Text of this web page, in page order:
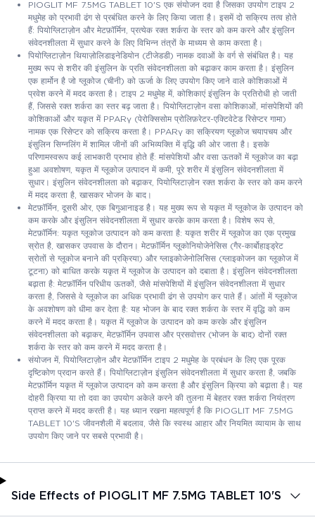
PIOGLIT MF 7.5MG TABLET 10'S एक संयोजन दवा है जिसका उपयोग टाइप 2
मधुमेह को प्रभावी ढंग से प्रबंधित करने के लिए किया जाता है। इसमें दो सक्रिय तत्व होते
हैं: पियोग्लिटाज़ोन और मेटफ़ॉर्मिन, प्रत्येक रक्त शर्करा के स्तर को कम करने और इंसुलिन
संवेदनशीलता में सुधार करने के लिए विभिन्न तंत्रों के माध्यम से काम करता है।
पियोग्लिटाज़ोन थियाज़ोलिडाइनेडियोन (टीजेडडी) नामक दवाओं के वर्ग से संबंधित है। यह
मुख्य रूप से शरीर की इंसुलिन के प्रति संवेदनशीलता को बढ़ाकर काम करता है। इंसुलिन
एक हार्मोन है जो ग्लूकोज (चीनी) को ऊर्जा के लिए उपयोग किए जाने वाले कोशिकाओं में
प्रवेश करने में मदद करता है। टाइप 2 मधुमेह में, कोशिकाएं इंसुलिन के प्रतिरोधी हो जाती
हैं, जिससे रक्त शर्करा का स्तर बढ़ जाता है। पियोग्लिटाज़ोन वसा कोशिकाओं, मांसपेशियों की
कोशिकाओं और यकृत में PPARγ (पेरोक्सिसोम प्रोलिफ़रेटर-एक्टिवेटेड रिसेप्टर गामा)
नामक एक रिसेप्टर को सक्रिय करता है। PPARγ का सक्रियण ग्लूकोज चयापचय और
इंसुलिन सिग्नलिंग में शामिल जीनों की अभिव्यक्ति में वृद्धि की ओर जाता है। इसके
परिणामस्वरूप कई लाभकारी प्रभाव होते हैं: मांसपेशियों और वसा ऊतकों में ग्लूकोज का बढ़ा
हुआ अवशोषण, यकृत में ग्लूकोज उत्पादन में कमी, पूरे शरीर में इंसुलिन संवेदनशीलता में
सुधार। इंसुलिन संवेदनशीलता को बढ़ाकर, पियोग्लिटाज़ोन रक्त शर्करा के स्तर को कम करने
में मदद करता है, खासकर भोजन के बाद।
मेटफ़ॉर्मिन, दूसरी ओर, एक बिगुआनाइड है। यह मुख्य रूप से यकृत में ग्लूकोज के उत्पादन को
कम करके और इंसुलिन संवेदनशीलता में सुधार करके काम करता है। विशेष रूप से,
मेटफ़ॉर्मिन: यकृत ग्लूकोज उत्पादन को कम करता है: यकृत शरीर में ग्लूकोज का एक प्रमुख
स्रोत है, खासकर उपवास के दौरान। मेटफ़ॉर्मिन ग्लूकोनियोजेनेसिस (गैर-कार्बोहाइड्रेट
स्रोतों से ग्लूकोज बनाने की प्रक्रिया) और ग्लाइकोजेनोलिसिस (ग्लाइकोजन का ग्लूकोज में
टूटना) को बाधित करके यकृत में ग्लूकोज के उत्पादन को दबाता है। इंसुलिन संवेदनशीलता
बढ़ाता है: मेटफ़ॉर्मिन परिधीय ऊतकों, जैसे मांसपेशियों में इंसुलिन संवेदनशीलता में सुधार
करता है, जिससे वे ग्लूकोज का अधिक प्रभावी ढंग से उपयोग कर पाते हैं। आंतों में ग्लूकोज
के अवशोषण को धीमा कर देता है: यह भोजन के बाद रक्त शर्करा के स्तर में वृद्धि को कम
करने में मदद करता है। यकृत में ग्लूकोज के उत्पादन को कम करके और इंसुलिन
संवेदनशीलता को बढ़ाकर, मेटफ़ॉर्मिन उपवास और प्रसवोत्तर (भोजन के बाद) दोनों रक्त
शर्करा के स्तर को कम करने में मदद करता है।
संयोजन में, पियोग्लिटाज़ोन और मेटफ़ॉर्मिन टाइप 2 मधुमेह के प्रबंधन के लिए एक पूरक
दृष्टिकोण प्रदान करते हैं। पियोग्लिटाज़ोन इंसुलिन संवेदनशीलता में सुधार करता है, जबकि
मेटफ़ॉर्मिन यकृत में ग्लूकोज उत्पादन को कम करता है और इंसुलिन क्रिया को बढ़ाता है। यह
दोहरी क्रिया या तो दवा का उपयोग अकेले करने की तुलना में बेहतर रक्त शर्करा नियंत्रण
प्राप्त करने में मदद करती है। यह ध्यान रखना महत्वपूर्ण है कि PIOGLIT MF 7.5MG
TABLET 10'S जीवनशैली में बदलाव, जैसे कि स्वस्थ आहार और नियमित व्यायाम के साथ
उपयोग किए जाने पर सबसे प्रभावी है।
Side Effects of PIOGLIT MF 7.5MG TABLET 10'S